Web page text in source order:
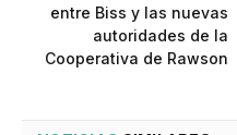
entre Biss y las nuevas
autoridades de la
Cooperativa de Rawson